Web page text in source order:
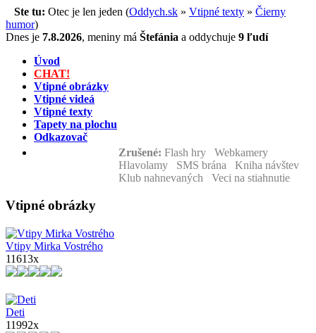
Ste tu: Otec je len jeden (Oddych.sk » Vtipné texty » Čierny
humor)
Dnes je 7.8.2026, meniny má Štefánia a oddychuje 9 ľudí
Úvod
CHAT!
Vtipné obrázky
Vtipné videá
Vtipné texty
Tapety na plochu
Odkazovač
Zrušené: Flash hry Webkamery
Hlavolamy SMS brána Kniha návštev
Klub nahnevaných Veci na stiahnutie
Vtipné obrázky
Vtipy Mirka Vostrého
11613x
Deti
11992x